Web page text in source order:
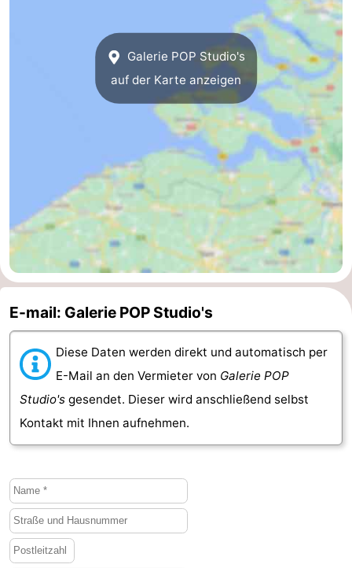
van
Schouwen
Veere
-
Natur
Oranjezon
-
Oostkapelle
-
Natur
de
Mantelingen
Westkapelle
Zoutelande
Natur
Walcherse
bos
-
Dishoek
-
Vlissingen
-
Middelburg
Zeeuws-
Galerie POP Studio's
auf der Karte anzeigen
E-mail: Galerie POP Studio's
Diese Daten werden direkt und automatisch per
E-Mail an den Vermieter von Galerie POP
Studio's gesendet. Dieser wird anschließend selbst
Kontakt mit Ihnen aufnehmen.